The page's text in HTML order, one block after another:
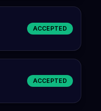
ACCEPTED
ACCEPTED